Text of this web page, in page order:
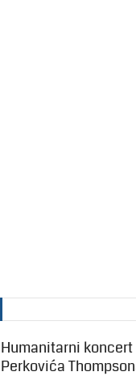
Humanitarni koncert
Perkovića